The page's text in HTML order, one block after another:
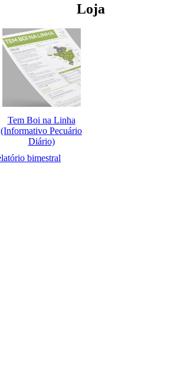
Loja
Tem Boi na Linha
(Informativo Pecuário
Diário)